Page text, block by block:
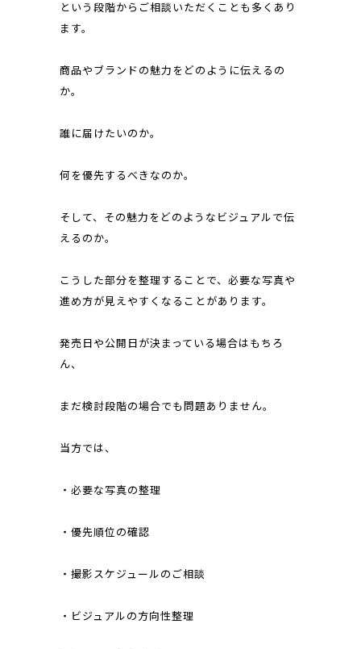
という段階からご相談いただくことも多くあり
ます。
商品やブランドの魅力をどのように伝えるの
か。
誰に届けたいのか。
何を優先するべきなのか。
そして、その魅力をどのようなビジュアルで伝
えるのか。
こうした部分を整理することで、必要な写真や
進め方が見えやすくなることがあります。
発売日や公開日が決まっている場合はもちろ
ん、
まだ検討段階の場合でも問題ありません。
当方では、
・必要な写真の整理
・優先順位の確認
・撮影スケジュールのご相談
・ビジュアルの方向性整理